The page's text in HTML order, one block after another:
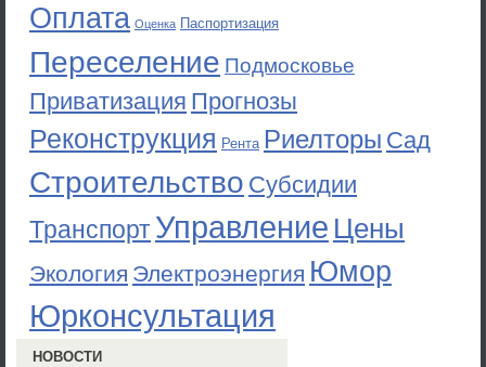
Оплата Оценка Паспортизация
Переселение Подмосковье
Приватизация Прогнозы
Реконструкция Рента Риелторы Сад
Строительство Субсидии
ТранспортУправление Цены
Экология Электроэнергия Юмор
Юрконсультация
НОВОСТИ